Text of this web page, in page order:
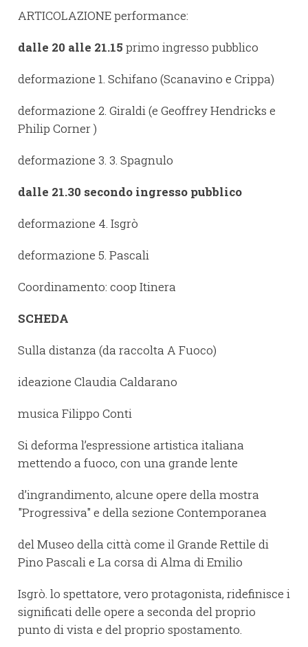
ARTICOLAZIONE performance:
dalle 20 alle 21.15 primo ingresso pubblico
deformazione 1. Schifano (Scanavino e Crippa)
deformazione 2. Giraldi (e Geoffrey Hendricks e
Philip Corner )
deformazione 3. 3. Spagnulo
dalle 21.30 secondo ingresso pubblico
deformazione 4. Isgrò
deformazione 5. Pascali
Coordinamento: coop Itinera
SCHEDA
Sulla distanza (da raccolta A Fuoco)
ideazione Claudia Caldarano
musica Filippo Conti
Si deforma l’espressione artistica italiana
mettendo a fuoco, con una grande lente
d’ingrandimento, alcune opere della mostra
"Progressiva" e della sezione Contemporanea
del Museo della città come il Grande Rettile di
Pino Pascali e La corsa di Alma di Emilio
Isgrò. lo spettatore, vero protagonista, ridefinisce i
significati delle opere a seconda del proprio
punto di vista e del proprio spostamento.